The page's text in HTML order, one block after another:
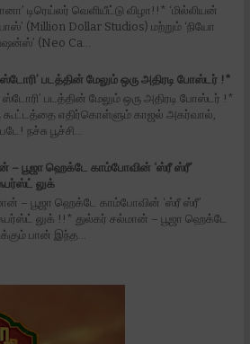
டிரெய்லர் வெளியீட்டு விழா!!* ‘மில்லியன்
(Million Dollar Studios) மற்றும் ‘நியோ
(Neo Ca...
ஸ்டோரி’ படத்தின் மேலும் ஒரு அதிரடி போஸ்டர் !*
ஸ்டோரி’ படத்தின் மேலும் ஒரு அதிரடி போஸ்டர் !*
எதிர்கொள்ளும் காஜல் அகர்வால்,
நச்சு பூச்சி...
– பூஜா ஹெக்டே காம்போவின் ‘ஸ்ரீ ஸ்ரீ’
லுக்
– பூஜா ஹெக்டே காம்போவின் ‘ஸ்ரீ ஸ்ரீ’
லுக் !!* துல்கர் சல்மான் – பூஜா ஹெக்டே
பான் இந்த...